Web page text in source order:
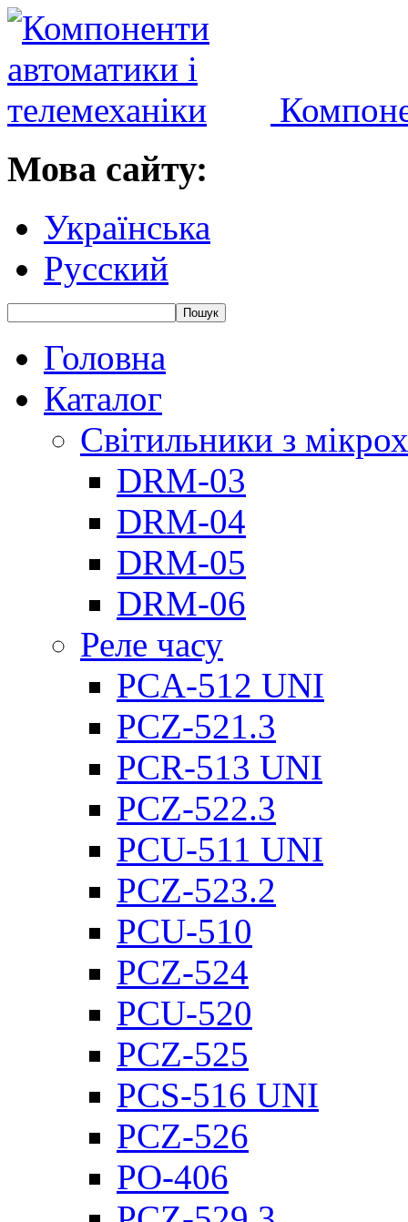
Мова сайту:
Українська
Русский
Головна
Каталог
Світильники з
DRM-03
DRM-04
DRM-05
DRM-06
Реле часу
PCA-512 UNI
PCZ-521.3
PCR-513 UNI
PCZ-522.3
PCU-511 UNI
PCZ-523.2
PCU-510
PCZ-524
PCU-520
PCZ-525
PCS-516 UNI
PCZ-526
PO-406